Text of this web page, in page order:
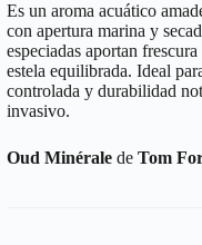
Es un aroma acuático
con apertura marina y
especiadas aportan
estela equilibrada. Ideal
controlada y durabilidad
invasivo.
Oud Minérale de Tom